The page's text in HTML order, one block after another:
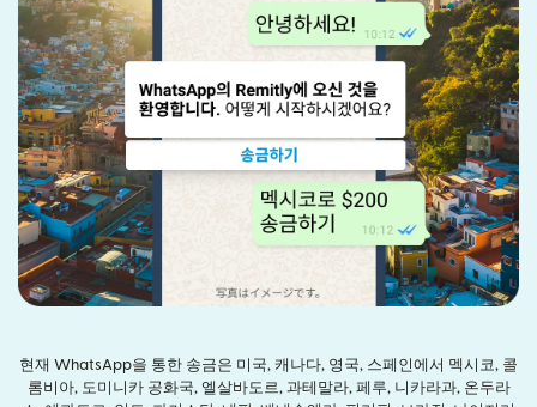
현재 WhatsApp을 통한 송금은 미국, 캐나다, 영국, 스페인에서 멕시코, 콜
롬비아, 도미니카 공화국, 엘살바도르, 과테말라, 페루, 니카라과, 온두라